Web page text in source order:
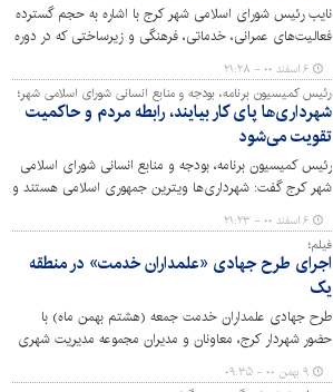
نایب رئیس شورای اسلامی شهر کرج با اشاره به حجم گسترده
فعالیت‌های عمرانی، خدماتی، فرهنگی و زیرساختی که در دوره
ششم مدیریت شهری این کلانشهر صورت می‌پذیرد، خواستار
اطلاع رسانی آنها از گذر «جهاد تبیین» شد.
۶ اسفند ۰۰ - ۲۱:۲۸
رئیس کمیسیون برنامه، بودجه و منابع انسانی شورای اسلامی شهر؛
شهرداری‌ها پای کار بیایند، رابطه مردم و حاکمیت
تقویت می‌شود
رئیس کمیسیون برنامه، بودجه و منابع انسانی شورای اسلامی
شهر کرج گفت: شهرداری‌ها ویترین جمهوری اسلامی هستند و
چنانچه خواستار تقویت و استحکام ارتباط مردم و انقلاب و
حاکمیت هستیم، باید شهرداری‌ها بیش از پیش پای کار
بیایند.
۶ اسفند ۰۰ - ۲۱:۲۳
فیلم؛
اجرای طرح جهادی «علمداران خدمت» در منطقه
یک
طرح جهادی علمداران خدمت جمعه (هشتم بهمن ماه) با
حضور شهردار کرج، معاونان و مدیران مجموعه مدیریت شهری
در منطقه یک اجرا شد. گفتنی است؛ با اجرای این طرح
خدمات عمرانی، ترافیکی، رفت‌وروب، فضای سبز، درمانی،
۹ بهمن ۰۰ - ۰۹:۳۵